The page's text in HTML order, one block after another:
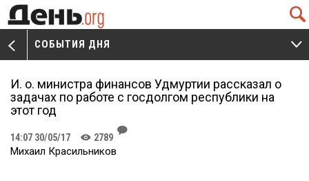
Q
V
СОБЫТИЯ ДНЯ
W
И. о. министра финансов Удмуртии рассказал о
задачах по работе с госдолгом республики на
этот год
14:07 30/05/17 K 2789
J
Михаил Красильников